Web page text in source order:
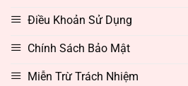
Điều Khoản Sử Dụng
Chính Sách Bảo Mật
Miễn Trừ Trách Nhiệm